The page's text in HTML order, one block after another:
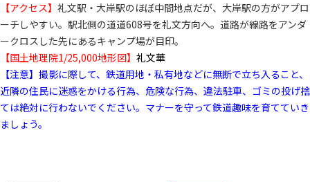
【アクセス】 礼文駅・大岸駅のほぼ中間地点だが、大岸駅の方がアプロ
ーチしやすい。駅北側の道道608号を礼文方向へ。道路が線路をアンダ
ークロスした先にあるキャンプ場が目印。
【国土地理院1/25,000地形図】 礼文華
【注意】撮影に際して、鉄道用地・私有地などに無断で立ち入ること、
近隣の住民に迷惑をかける行為、危険な行為、違法駐車、ゴミの投げ捨
ては絶対に行わないでください。マナーを守って鉄道趣味を育てていき
ましょう。